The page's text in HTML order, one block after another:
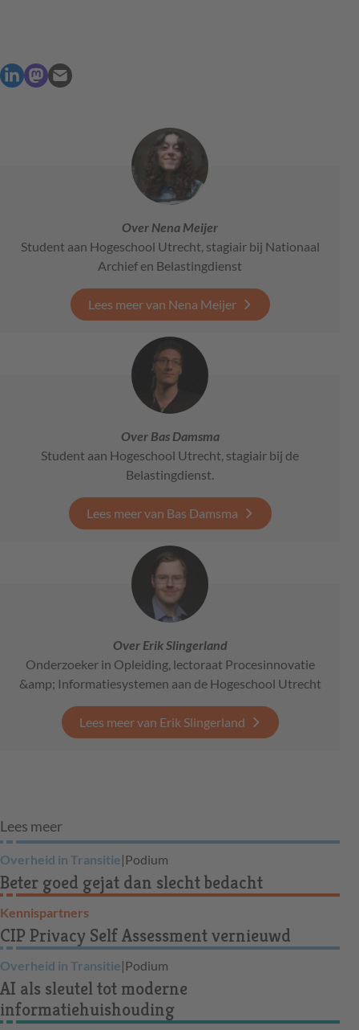
Over Nena Meijer
Student aan Hogeschool Utrecht, stagiair bij Nationaal
Archief en Belastingdienst
Lees meer van Nena Meijer
Over Bas Damsma
Student aan Hogeschool Utrecht, stagiair bij de
Belastingdienst.
Lees meer van Bas Damsma
Over Erik Slingerland
Onderzoeker in Opleiding, lectoraat Procesinnovatie
&amp; Informatiesystemen aan de Hogeschool Utrecht
Lees meer van Erik Slingerland
Lees meer
Overheid in Transitie|Podium
Beter goed gejat dan slecht bedacht
Kennispartners
CIP Privacy Self Assessment vernieuwd
Overheid in Transitie|Podium
AI als sleutel tot moderne
informatiehuishouding